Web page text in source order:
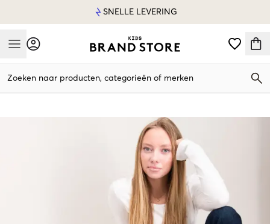
SNELLE LEVERING
Mobile Menu
Zoeken naar producten, categorieën of merken